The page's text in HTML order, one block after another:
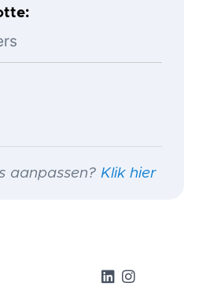
aanpassen? Klik hier